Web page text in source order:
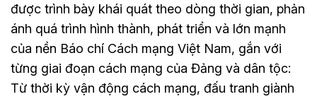
được trình bày khái quát theo dòng thời gian, phản
ánh quá trình hình thành, phát triển và lớn mạnh
của nền Báo chí Cách mạng Việt Nam, gắn với
từng giai đoạn cách mạng của Đảng và dân tộc:
Từ thời kỳ vận động cách mạng, đấu tranh giành